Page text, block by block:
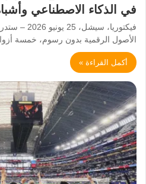
في الذكاء الاصطناعي
الأصول الرقمية بدون رسوم، خمسة
أكمل القراءة »